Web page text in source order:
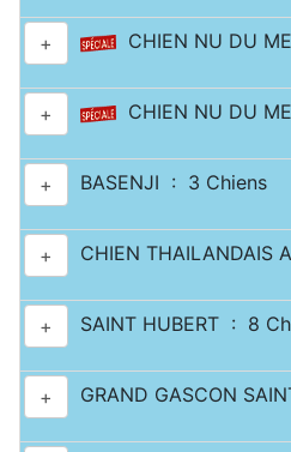
+ CHIEN NU DU
+ CHIEN NU DU
+ BASENJI : 3 Chiens
+ CHIEN THAILANDAIS
+ SAINT HUBERT : 8
+ GRAND GASCON